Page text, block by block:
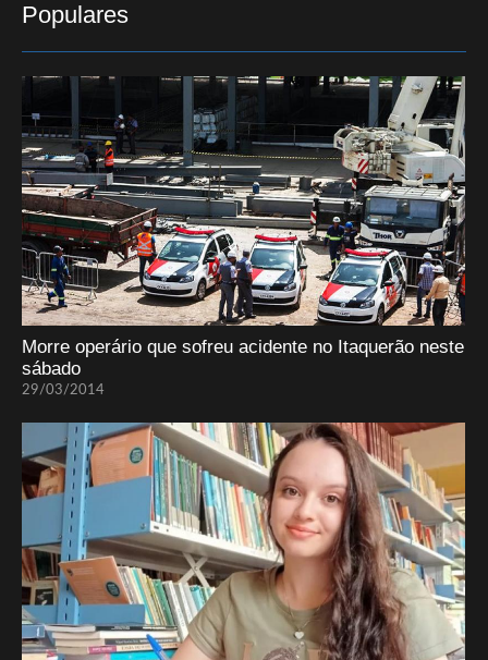
Populares
Morre operário que sofreu acidente no Itaquerão neste
sábado
29/03/2014